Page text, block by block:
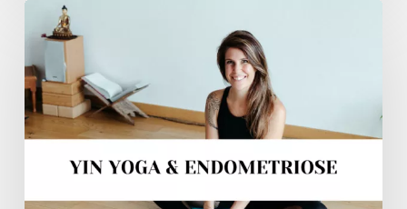
Effets
du
yin
yoga
sur
l’endométriose